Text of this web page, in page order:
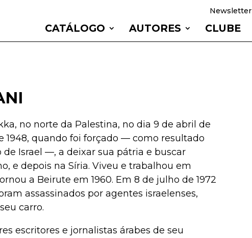
Newsletter
CATÁLOGO AUTORES CLUBE
no norte da Palestina, no dia 9 de abril de
1948, quando foi forçado — como resultado
Israel —, a deixar sua pátria e buscar
e depois na Síria. Viveu e trabalhou em
a Beirute em 1960. Em 8 de julho de 1972
assassinados por agentes israelenses,
carro.
escritores e jornalistas árabes de seu